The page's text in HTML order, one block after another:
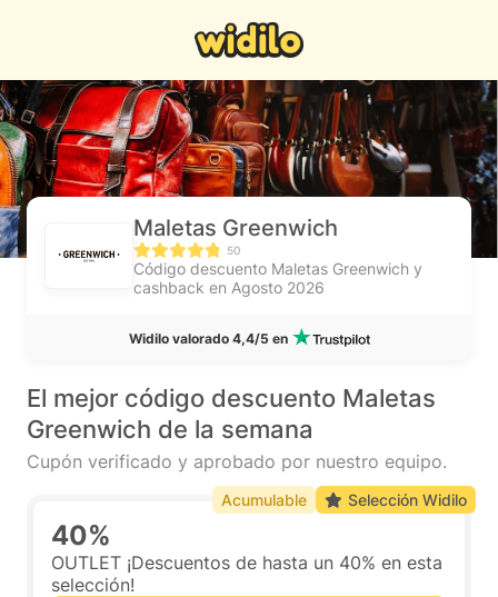
Maletas Greenwich
50
Código descuento Maletas Greenwich y
cashback en Agosto 2026
Widilo valorado 4,4/5 en
El mejor código descuento Maletas
Greenwich de la semana
Cupón verificado y aprobado por nuestro equipo.
40%
OUTLET ¡Descuentos de hasta un 40% en esta
selección!
Acumulable Selección Widilo